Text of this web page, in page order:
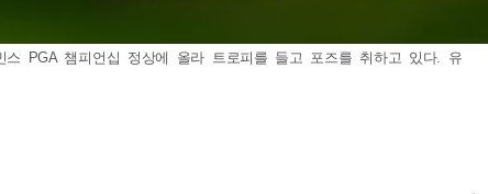
스 PGA 챔피언십 정상에 올라 트로피를 들고 포즈를 취하고 있다. 유